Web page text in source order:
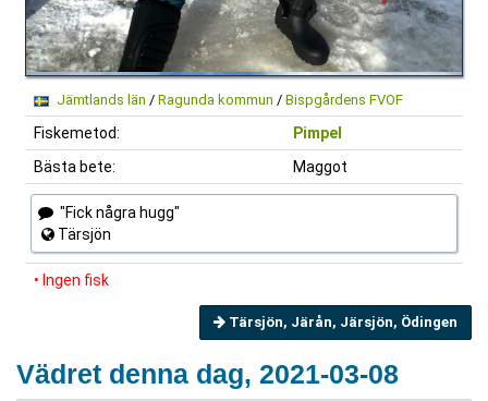
Jämtlands län / Ragunda kommun / Bispgårdens FVOF
Fiskemetod:
Pimpel
Bästa bete:
Maggot
"Fick några hugg"
Tärsjön
• Ingen fisk
Tärsjön, Järån, Järsjön, Ödingen
Vädret denna dag, 2021-03-08